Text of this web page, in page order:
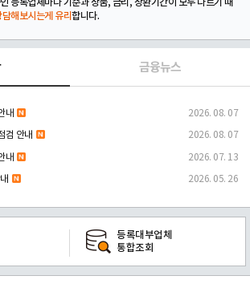
해보시는게 유리합니다.
금융뉴스
내 2026. 08. 07
검 안내 2026. 08. 07
내 2026. 07. 13
2026. 05. 26
등록대부업체
통합조회